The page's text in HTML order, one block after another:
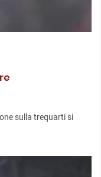
sulla trequarti si